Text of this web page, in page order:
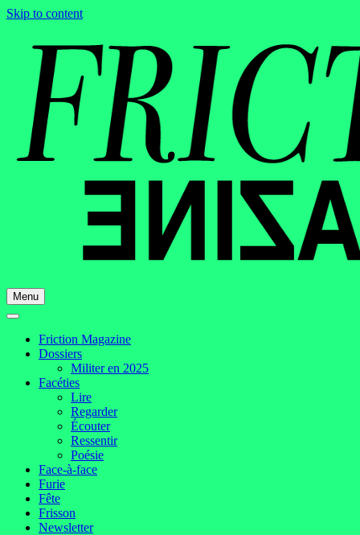
Skip to content
Menu
Friction Magazine
Dossiers
Militer en 2025
Facéties
Lire
Regarder
Écouter
Ressentir
Poésie
Face-à-face
Furie
Fête
Frisson
Newsletter